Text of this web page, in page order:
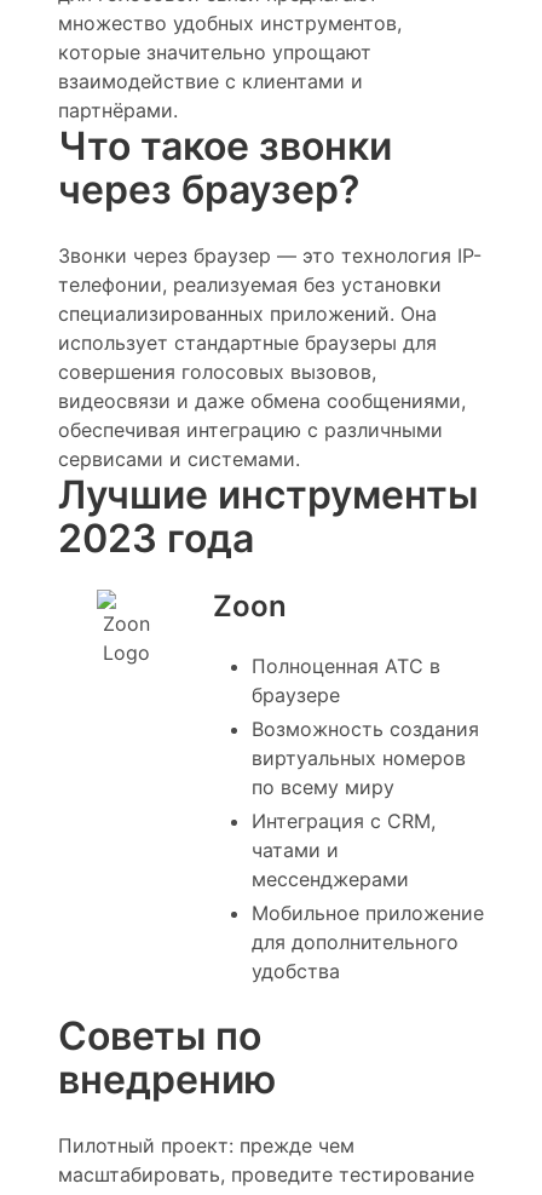
множество удобных инструментов,
которые значительно упрощают
взаимодействие с клиентами и
партнёрами.
Что такое звонки
через браузер?
Звонки через браузер — это технология IP-
телефонии, реализуемая без установки
специализированных приложений. Она
использует стандартные браузеры для
совершения голосовых вызовов,
видеосвязи и даже обмена сообщениями,
обеспечивая интеграцию с различными
сервисами и системами.
Лучшие инструменты
2023 года
Zoon
Полноценная АТС в
браузере
Возможность создания
виртуальных номеров
по всему миру
Интеграция с CRM,
чатами и
мессенджерами
Мобильное приложение
для дополнительного
удобства
Советы по
внедрению
Пилотный проект: прежде чем
масштабировать, проведите тестирование